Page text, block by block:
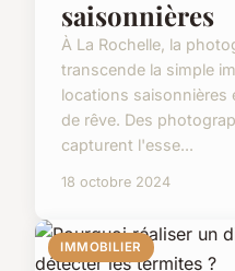
saisonnières
À La Rochelle, la
transcende la simple
locations saisonnières
de rêve. Des
capturent l'esse...
18 octobre 2024
IMMOBILIER